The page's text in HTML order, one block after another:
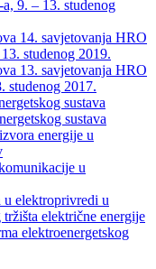
9. – 13. studenog
14. savjetovanja HRO
studenog 2019.
13. savjetovanja HRO
studenog 2017.
sustava
sustava
energije u
u
u elektroprivredi u
električne energije
elektroenergetskog